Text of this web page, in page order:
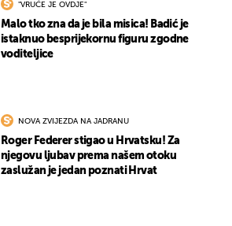
"VRUĆE JE OVDJE"
Malo tko zna da je bila misica! Badić je
istaknuo besprijekornu figuru zgodne
voditeljice
NOVA ZVIJEZDA NA JADRANU
Roger Federer stigao u Hrvatsku! Za
njegovu ljubav prema našem otoku
zaslužan je jedan poznati Hrvat